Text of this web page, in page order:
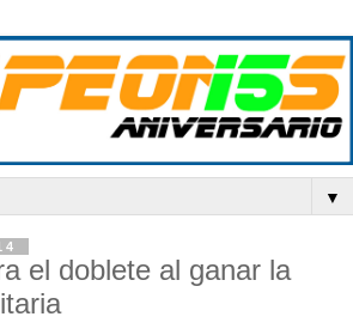
▼
el doblete al ganar la